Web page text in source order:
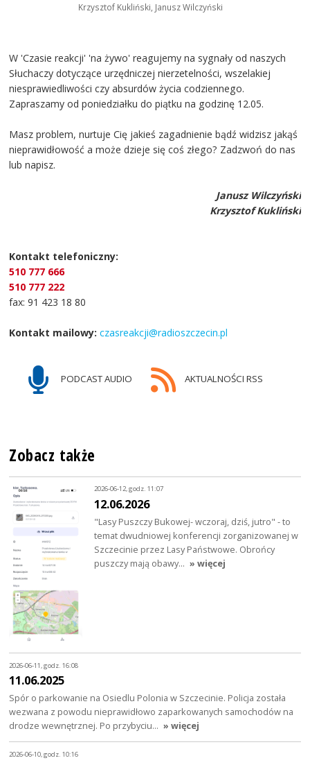
Krzysztof Kukliński, Janusz Wilczyński
W 'Czasie reakcji' 'na żywo' reagujemy na sygnały od naszych
Słuchaczy dotyczące urzędniczej nierzetelności, wszelakiej
niesprawiedliwości czy absurdów życia codziennego.
Zapraszamy od poniedziałku do piątku na godzinę 12.05.
Masz problem, nurtuje Cię jakieś zagadnienie bądź widzisz jakąś
nieprawidłowość a może dzieje się coś złego? Zadzwoń do nas
lub napisz.
Janusz Wilczyński
Krzysztof Kukliński
Kontakt telefoniczny:
510 777 666
510 777 222
fax: 91 423 18 80
Kontakt mailowy: czasreakcji@radioszczecin.pl
PODCAST AUDIO AKTUALNOŚCI RSS
Zobacz także
2026-06-12, godz. 11:07
12.06.2026
"Lasy Puszczy Bukowej- wczoraj, dziś, jutro" - to
temat dwudniowej konferencji zorganizowanej w
Szczecinie przez Lasy Państwowe. Obrońcy
puszczy mają obawy… » więcej
2026-06-11, godz. 16:08
11.06.2025
Spór o parkowanie na Osiedlu Polonia w Szczecinie. Policja została
wezwana z powodu nieprawidłowo zaparkowanych samochodów na
drodze wewnętrznej. Po przybyciu… » więcej
2026-06-10, godz. 10:16